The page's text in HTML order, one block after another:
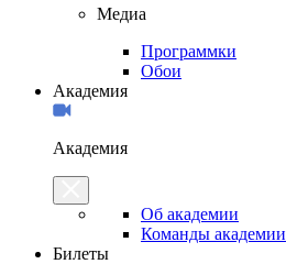
Медиа
Программки
Обои
Академия
Академия
Об академии
Команды академии
Билеты